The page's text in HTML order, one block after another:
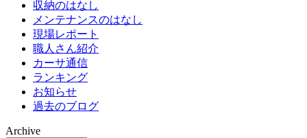
収納のはなし
メンテナンスのはなし
現場レポート
職人さん紹介
カーサ通信
ランキング
お知らせ
過去のブログ
Archive